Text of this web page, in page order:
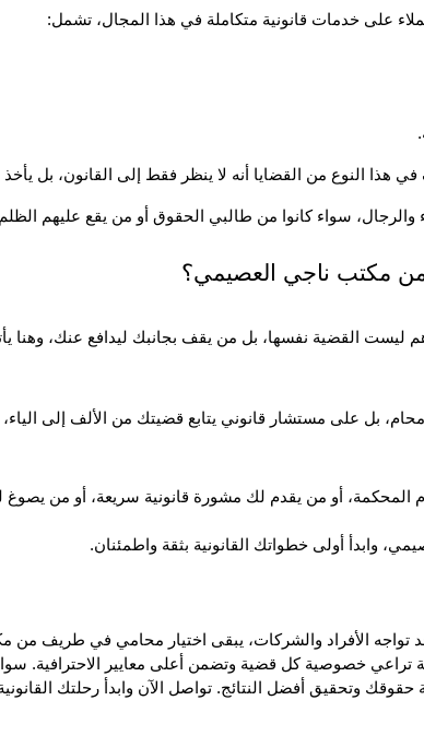
النوع من القضايا أنه لا ينظر فقط إلى القانون، بل يأخذ
سواء كانوا من طالبي الحقوق أو من يقع عليهم
مكتب ناجي العصيمي؟
ليست القضية نفسها، بل من يقف بجانبك ليدافع عنك،
أو من يقدم لك مشورة قانونية سريعة، أو من
وتحقيق أفضل النتائج. تواصل الآن وابدأ رحلتك